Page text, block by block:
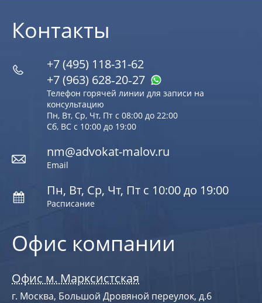
Офис компании
Офис м. Марксистская
г. Москва, Большой Дровяной переулок, д.6
Контакты
+7 (495) 118-31-62
+7 (963) 628‑20‑27
Телефон горячей линии для записи на
консультацию
Пн, Вт, Ср, Чт, Пт с 08:00 до 22:00
Сб, ВС с 10:00 до 19:00
nm@advokat-malov.ru
Email
Пн, Вт, Ср, Чт, Пт с 10:00 до 19:00
Расписание